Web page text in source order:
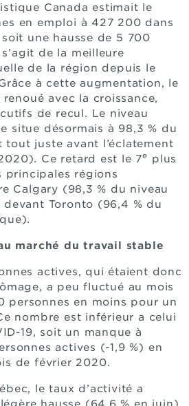
Canada estimait le
en emploi à 427 200 dans
soit une hausse de 5 700
de la meilleure
de la région depuis le
à cette augmentation, le
avec la croissance,
de recul. Le niveau
situe désormais à 98,3 % du
tout juste avant l’éclatement
Ce retard est le 7e plus
principales régions
Calgary (98,3 % du niveau
Toronto (96,4 % du
marché du travail stable
actives, qui étaient donc
a peu fluctué au mois
personnes en moins pour un
nombre est inférieur a celui
19, soit un manque à
actives (-1,9 %) en
de février 2020.
le taux d’activité a